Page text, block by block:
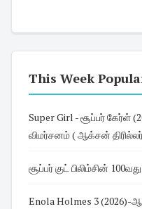
This Week
Super Girl - சூப்பர் கேர்ள்
விமர்சனம் ( ஆக்சன்
சூப்பர் குட் பிலிம்சின்
Enola Holmes 3 (2026)-